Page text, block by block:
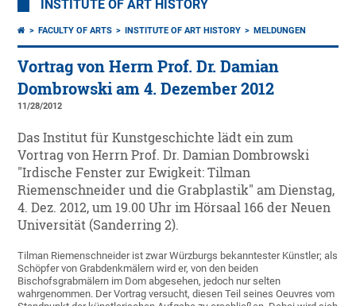
INSTITUTE OF ART HISTORY
FACULTY OF ARTS INSTITUTE OF ART HISTORY MELDUNGEN
Vortrag von Herrn Prof. Dr. Damian
Dombrowski am 4. Dezember 2012
11/28/2012
Das Institut für Kunstgeschichte lädt ein zum
Vortrag von Herrn Prof. Dr. Damian Dombrowski
"Irdische Fenster zur Ewigkeit: Tilman
Riemenschneider und die Grabplastik" am Dienstag,
4. Dez. 2012, um 19.00 Uhr im Hörsaal 166 der Neuen
Universität (Sanderring 2).
Tilman Riemenschneider ist zwar Würzburgs bekanntester Künstler; als
Schöpfer von Grabdenkmälern wird er, von den beiden
Bischofsgrabmälern im Dom abgesehen, jedoch nur selten
wahrgenommen. Der Vortrag versucht, diesen Teil seines Oeuvres vom